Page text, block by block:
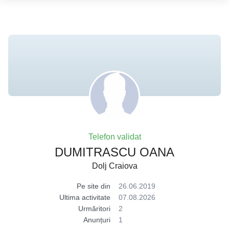
Telefon validat
DUMITRASCU OANA
Dolj Craiova
Pe site din
26.06.2019
Ultima activitate
07.08.2026
Urmăritori
2
Anunțuri
1